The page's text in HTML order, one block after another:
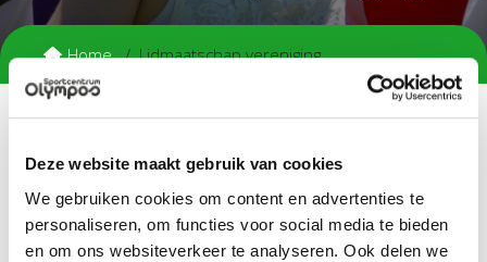
Deze website maakt gebruik van cookies
We gebruiken cookies om content en advertenties te
personaliseren, om functies voor social media te bieden
en om ons websiteverkeer te analyseren. Ook delen we
Home Lidmaatschap vereniging
Lidmaatschap vereniging
betaal je in aanvulling op de OlymPas contributie bij je
vereniging.